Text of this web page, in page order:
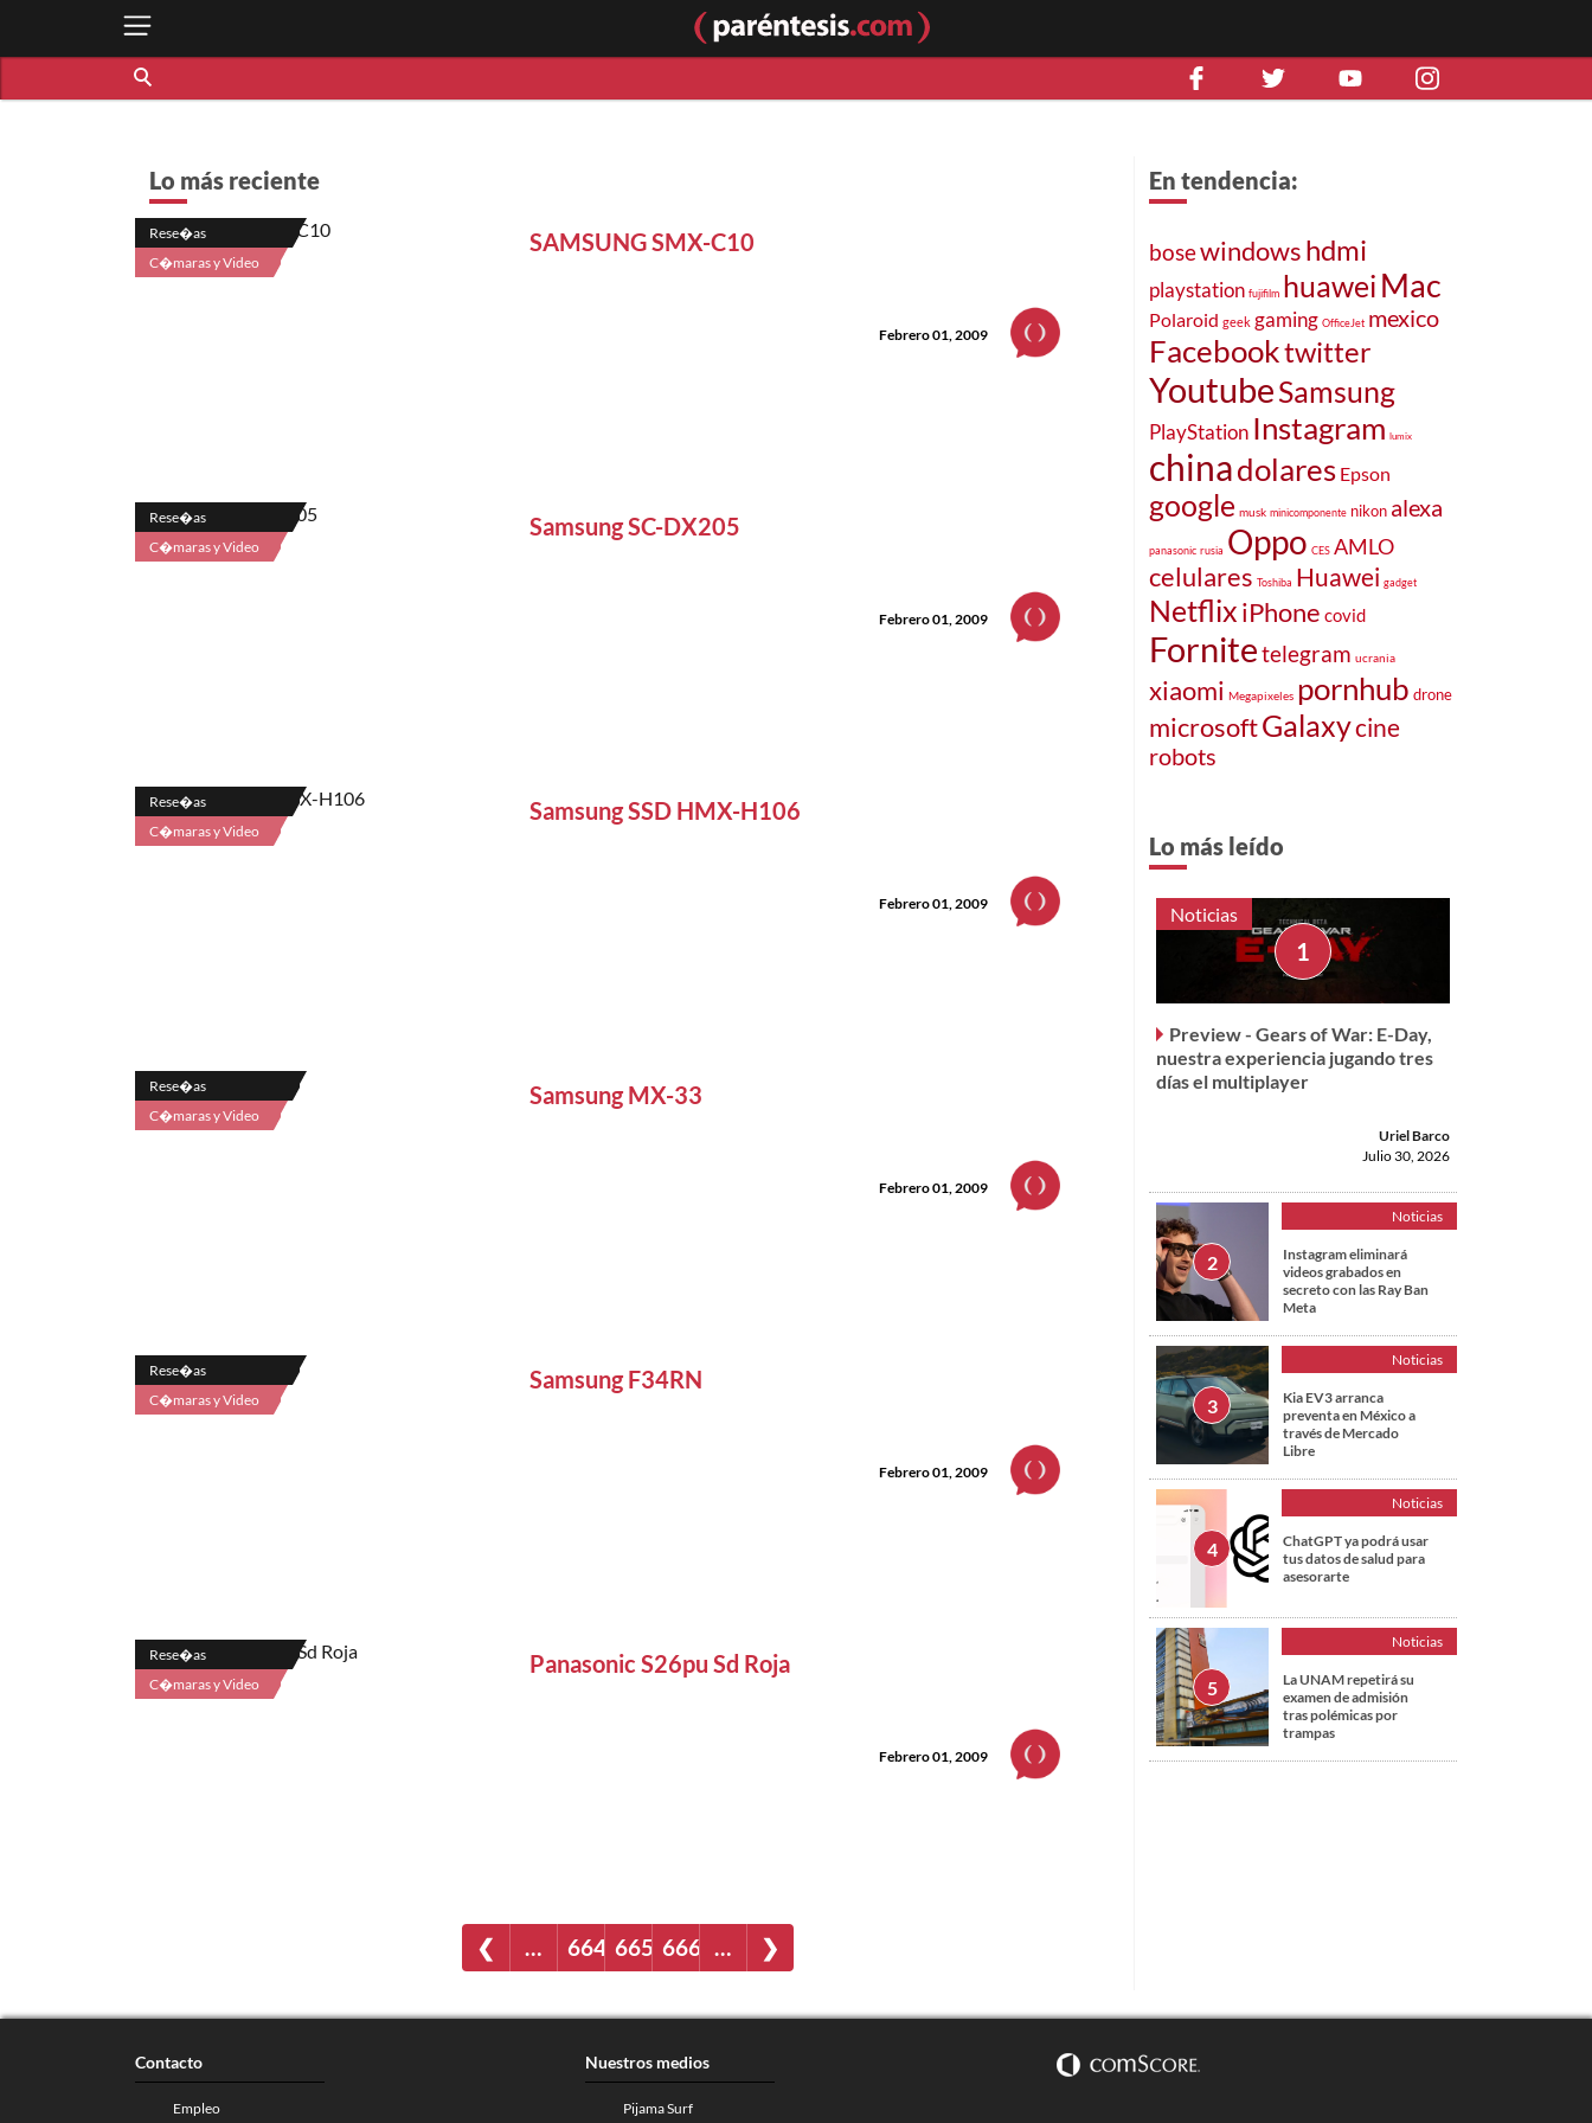
Lo más reciente
Rese�as
C�maras y Video
SAMSUNG SMX-C10
Febrero 01, 2009
Rese�as
C�maras y Video
Samsung SC-DX205
Febrero 01, 2009
Rese�as
C�maras y Video
Samsung SSD HMX-H106
Febrero 01, 2009
Rese�as
C�maras y Video
Samsung MX-33
Febrero 01, 2009
Rese�as
C�maras y Video
Samsung F34RN
Febrero 01, 2009
Rese�as
C�maras y Video
Panasonic S26pu Sd Roja
Febrero 01, 2009
❮ … 664 665 666 … ❯
En tendencia:
bosewindowshdmi
playstation fujifilm huawei Mac
Polaroid geek gaming OfficeJet mexico
Facebooktwitter
YoutubeSamsung
PlayStation Instagram lumix
chinadolares Epson
google musk minicomponente nikon alexa
panasonic rusia Oppo CES AMLO
celulares Toshiba Huawei gadget
NetflixiPhone covid
Fornitetelegram ucrania
xiaomi Megapixeles pornhub drone
microsoftGalaxycine
robots
Lo más leído
Noticias
Preview - Gears of War: E-Day,
nuestra experiencia jugando tres
días el multiplayer
Uriel Barco
Julio 30, 2026
Noticias
Instagram eliminará
videos grabados en
secreto con las Ray Ban
Meta
Noticias
Kia EV3 arranca
preventa en México a
través de Mercado
Libre
Noticias
ChatGPT ya podrá usar
tus datos de salud para
asesorarte
Noticias
La UNAM repetirá su
examen de admisión
tras polémicas por
trampas
Contacto
Empleo
Nuestros medios
Pijama Surf